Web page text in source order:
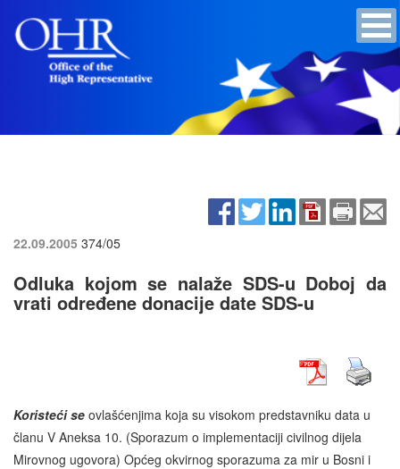
22.09.2005 374/05
Odluka kojom se nalaže SDS-u Doboj da
vrati određene donacije date SDS-u
Koristeći se ovlašćenjima koja su visokom predstavniku data u
članu V Aneksa 10. (Sporazum o implementaciji civilnog dijela
Mirovnog ugovora) Općeg okvirnog sporazuma za mir u Bosni i